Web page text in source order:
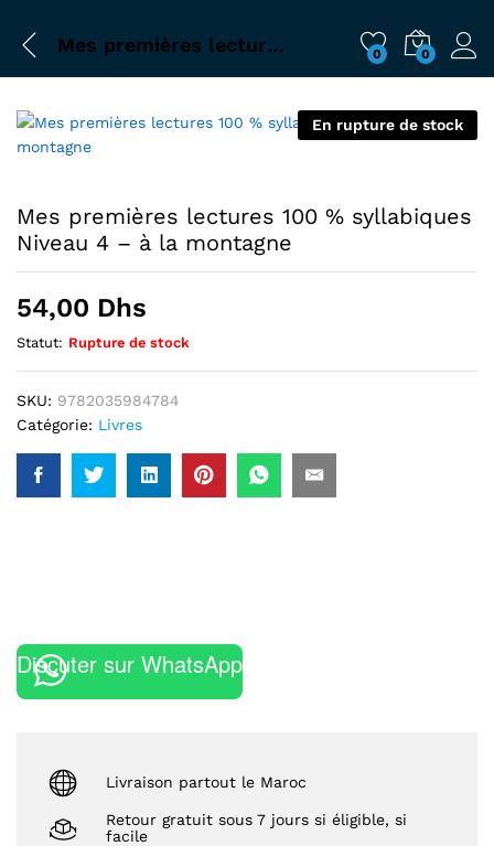
Mes premières lectures 100 % syllabiques Niveau 4 – à la montagne 0 0
En rupture de stock
Mes premières lectures 100 % syllabiques
Niveau 4 – à la montagne
54,00 Dhs
Statut: Rupture de stock
SKU: 9782035984784
Catégorie: Livres
Discuter sur WhatsApp
Livraison partout le Maroc
Retour gratuit sous 7 jours si éligible, si
facile